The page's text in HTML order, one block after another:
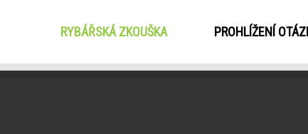
RYBÁŘSKÁ ZKOUŠKA(CURRENT)PROHLÍŽENÍ